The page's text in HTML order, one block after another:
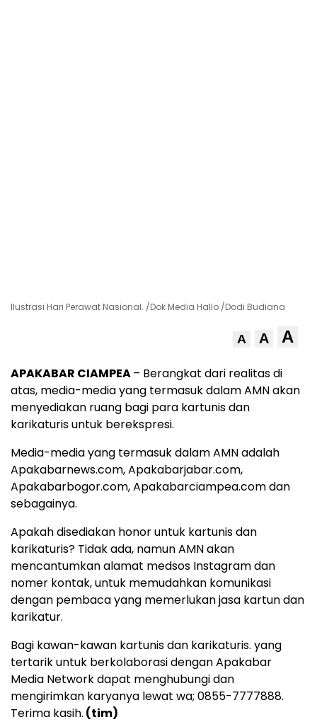
Ilustrasi Hari Perawat Nasional. /Dok Media Hallo /Dodi Budiana
A A A
APAKABAR CIAMPEA– Berangkat dari realitas di
atas, media-media yang termasuk dalam AMN akan
menyediakan ruang bagi para kartunis dan
karikaturis untuk berekspresi.
Media-media yang termasuk dalam AMN adalah
Apakabarnews.com, Apakabarjabar.com,
Apakabarbogor.com, Apakabarciampea.com dan
sebagainya.
Apakah disediakan honor untuk kartunis dan
karikaturis? Tidak ada, namun AMN akan
mencantumkan alamat medsos Instagram dan
nomer kontak, untuk memudahkan komunikasi
dengan pembaca yang memerlukan jasa kartun dan
karikatur.
Bagi kawan-kawan kartunis dan karikaturis. yang
tertarik untuk berkolaborasi dengan Apakabar
Media Network dapat menghubungi dan
mengirimkan karyanya lewat wa; 0855-7777888.
Terima kasih. (tim)